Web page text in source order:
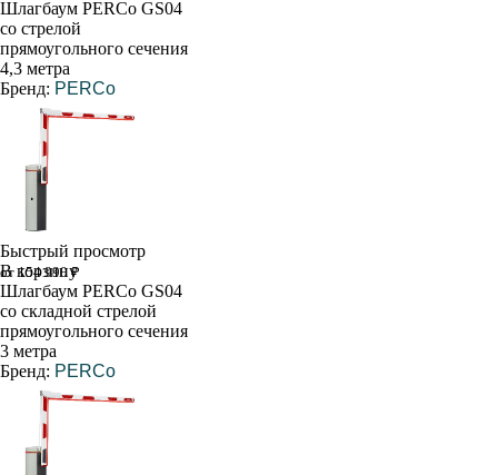
Шлагбаум PERCo GS04
со стрелой
прямоугольного сечения
4,3 метра
Бренд: PERCo
Быстрый просмотр
В корзину
от 154 990 ₽
Шлагбаум PERCo GS04
со складной стрелой
прямоугольного сечения
3 метра
Бренд: PERCo